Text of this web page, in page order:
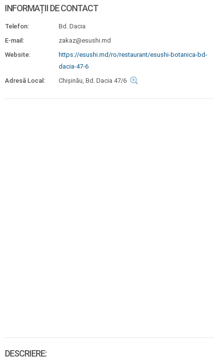
INFORMAȚII DE CONTACT
Telefon:
Bd. Dacia
E-mail:
zakaz@esushi.md
Website:
https://esushi.md/ro/restaurant/esushi-botanica-bd-
dacia-47-6
Adresă Local:
Chișinău, Bd. Dacia 47/6
DESCRIERE: